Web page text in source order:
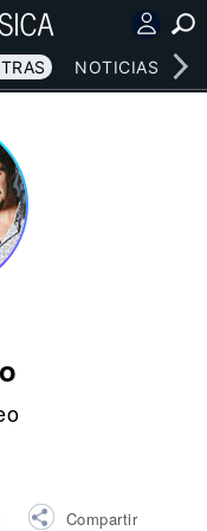
NOTICIAS
Compartir